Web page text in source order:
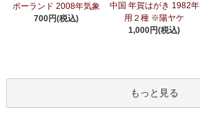
ポーランド 2008年気象
700円(税込)
中国 年賀はがき 1982年
用２種 ※陽ヤケ
1,000円(税込)
もっと見る